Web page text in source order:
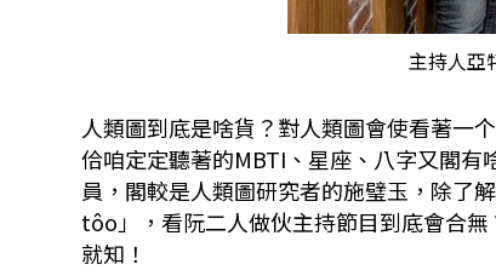
主持人亞
人類圖到底是啥貨？對人類圖會使看著一
佮咱定定聽著的MBTI、星座、八字又閣
員，閣較是人類圖研究者的施璧玉，除了
tôo」，看阮二人做伙主持節目到底會合
就知！